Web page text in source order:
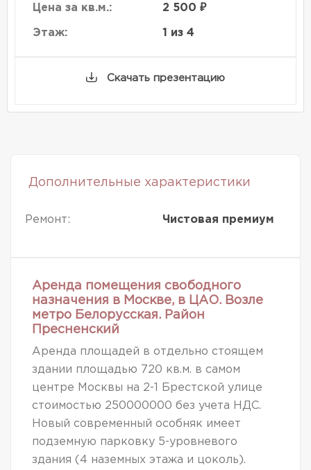
Цена за кв.м.: 2 500 ₽
Этаж: 1 из 4
Скачать презентацию
Дополнительные характеристики
Ремонт: Чистовая премиум
Аренда помещения свободного
назначения в Москве, в ЦАО. Возле
метро Белорусская. Район
Пресненский
Аренда площадей в отдельно стоящем
здании площадью 720 кв.м. в самом
центре Москвы на 2-1 Брестской улице
стоимостью 250000000 без учета НДС.
Новый современный особняк имеет
подземную парковку 5-уровневого
здания (4 наземных этажа и цоколь).